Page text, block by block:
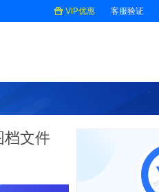
VIP优惠 客服验证
档文件